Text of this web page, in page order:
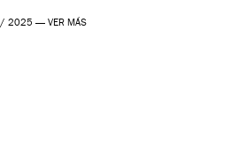
2025 — VER MÁS